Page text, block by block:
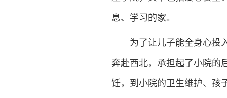
息、学习的家。
为了让儿子能全身心投入
奔赴西北，承担起了小院的
饪，到小院的卫生维护、孩